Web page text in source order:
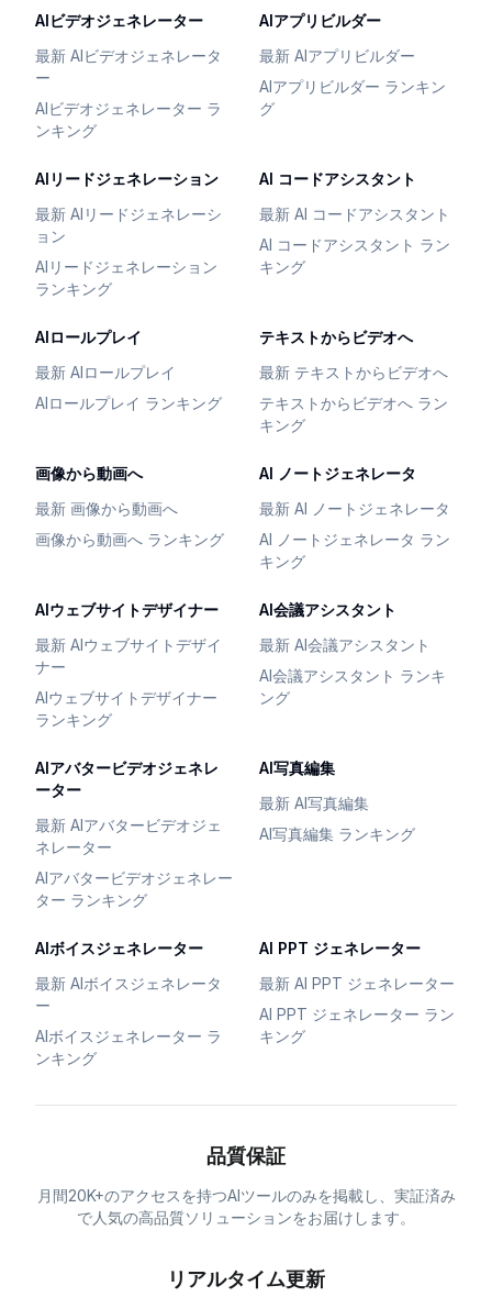
AIビデオジェネレーター
最新 AIビデオジェネレータ
ー
AIビデオジェネレーター ラ
ンキング
AIアプリビルダー
最新 AIアプリビルダー
AIアプリビルダー ランキン
グ
AIリードジェネレーション
最新 AIリードジェネレーシ
ョン
AIリードジェネレーション
ランキング
AI コードアシスタント
最新 AI コードアシスタント
AI コードアシスタント ラン
キング
AIロールプレイ
最新 AIロールプレイ
AIロールプレイ ランキング
テキストからビデオへ
最新 テキストからビデオへ
テキストからビデオへ ラン
キング
画像から動画へ
最新 画像から動画へ
画像から動画へ ランキング
AI ノートジェネレータ
最新 AI ノートジェネレータ
AI ノートジェネレータ ラン
キング
AIウェブサイトデザイナー
最新 AIウェブサイトデザイ
ナー
AIウェブサイトデザイナー
ランキング
AI会議アシスタント
最新 AI会議アシスタント
AI会議アシスタント ランキ
ング
AIアバタービデオジェネレ
ーター
最新 AIアバタービデオジェ
ネレーター
AIアバタービデオジェネレー
ター ランキング
AI写真編集
最新 AI写真編集
AI写真編集 ランキング
AIボイスジェネレーター
最新 AIボイスジェネレータ
ー
AIボイスジェネレーター ラ
ンキング
AI PPT ジェネレーター
最新 AI PPT ジェネレーター
AI PPT ジェネレーター ラン
キング
品質保証
月間20K+のアクセスを持つAIツールのみを掲載し、実証済み
で人気の高品質ソリューションをお届けします。
リアルタイム更新